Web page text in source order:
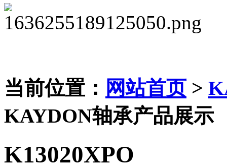
当前位置： 网站首页>
KAYDON轴承产品展示
K13020XPO